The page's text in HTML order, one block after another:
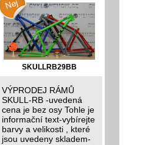
SKULLRB29BB
VÝPRODEJ RÁMŮ
SKULL-RB -uvedená
cena je bez osy Tohle je
informační text-vybírejte
barvy a velikosti , které
jsou uvedeny skladem-